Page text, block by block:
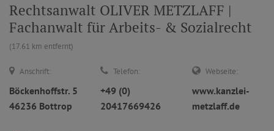
Rechtsanwalt OLIVER METZLAFF |
Fachanwalt für Arbeits- & Sozialrecht
(17.61 km entfernt)
Anschrift:
Böckenhoffstr. 5
46236 Bottrop
Telefon:
+49 (0)
20417669426
Webseite:
www.kanzlei-
metzlaff.de